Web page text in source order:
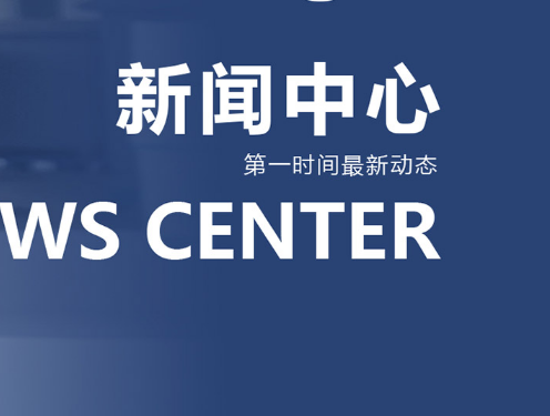
了解更多